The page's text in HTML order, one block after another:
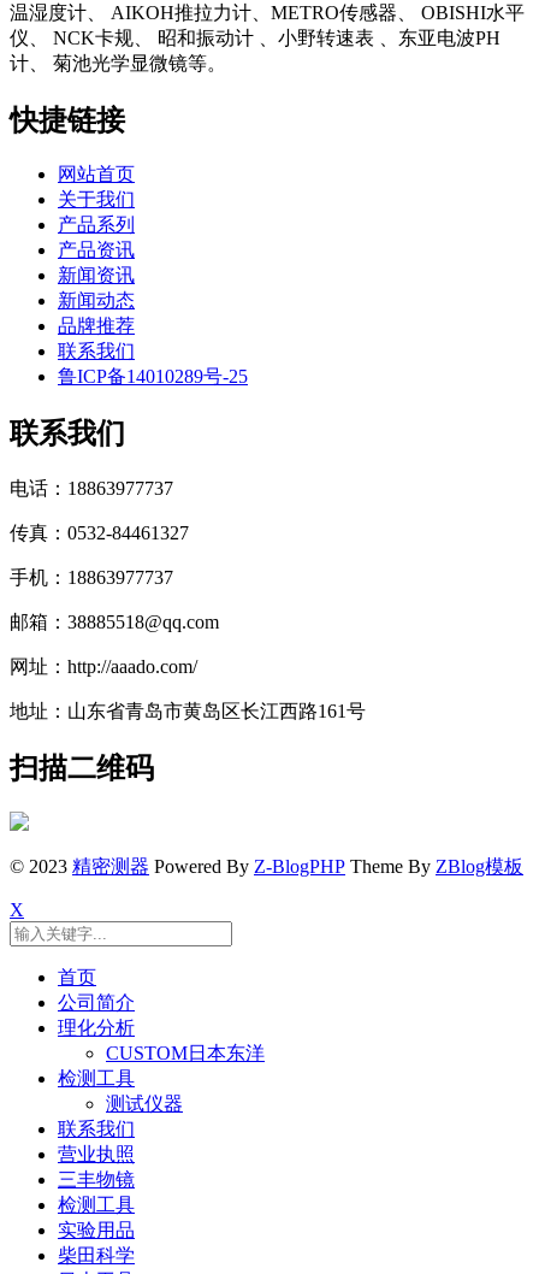
温湿度计、 AIKOH推拉力计、METRO传感器、 OBISHI水平
仪、 NCK卡规、 昭和振动计 、小野转速表 、东亚电波PH
计、 菊池光学显微镜等。
快捷链接
网站首页
关于我们
产品系列
产品资讯
新闻资讯
新闻动态
品牌推荐
联系我们
鲁ICP备14010289号-25
联系我们
电话：18863977737
传真：0532-84461327
手机：18863977737
邮箱：38885518@qq.com
网址：http://aaado.com/
地址：山东省青岛市黄岛区长江西路161号
扫描二维码
© 2023 精密测器 Powered By Z-BlogPHP Theme By ZBlog模板
X
首页
公司简介
理化分析
CUSTOM日本东洋
检测工具
测试仪器
联系我们
营业执照
三丰物镜
检测工具
实验用品
柴田科学